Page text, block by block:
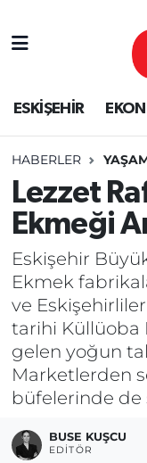
ESKİŞEHİR
HABERLER
Lezzet
Ekmeği
Eskişehir
Ekmek
ve
tarihi Küllüoba
gelen yoğun
Marketlerden
büfelerinde de
BUSE KUŞCU
EDITÖR